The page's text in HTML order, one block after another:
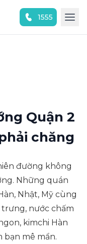
1555
Quận 2
chăng
đường không
Những quán
Nhật, Mỹ cùng
nước chấm
kimchi Hàn
bạn mê mẩn.